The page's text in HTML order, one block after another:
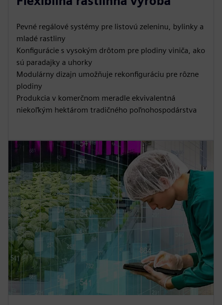
Pevné regálové systémy pre listovú zeleninu, bylinky a
mladé rastliny
Konfigurácie s vysokým drôtom pre plodiny viniča, ako
sú paradajky a uhorky
Modulárny dizajn umožňuje rekonfiguráciu pre rôzne
plodiny
Produkcia v komerčnom meradle ekvivalentná
niekoľkým hektárom tradičného poľnohospodárstva